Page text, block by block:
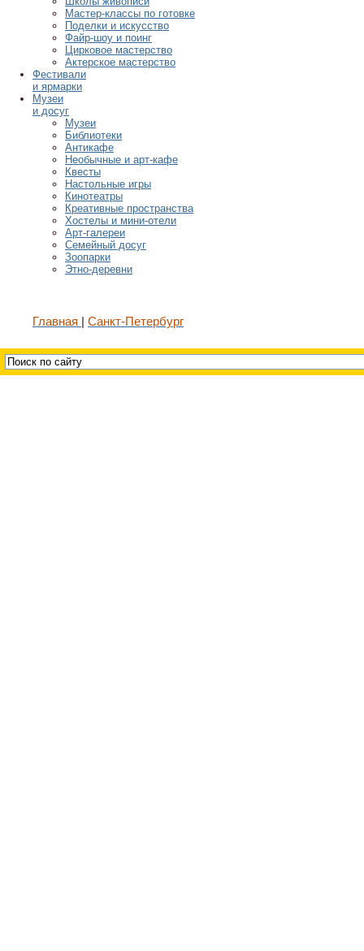
Мастер-классы по готовке
Поделки и искусство
Файр-шоу и поинг
Цирковое мастерство
Актерское мастерство
Фестивали
и ярмарки
Музеи
и досуг
Музеи
Библиотеки
Антикафе
Необычные и арт-кафе
Квесты
Настольные игры
Кинотеатры
Креативные пространства
Хостелы и мини-отели
Арт-галереи
Семейный досуг
Зоопарки
Этно-деревни
Главная Санкт-Петербург